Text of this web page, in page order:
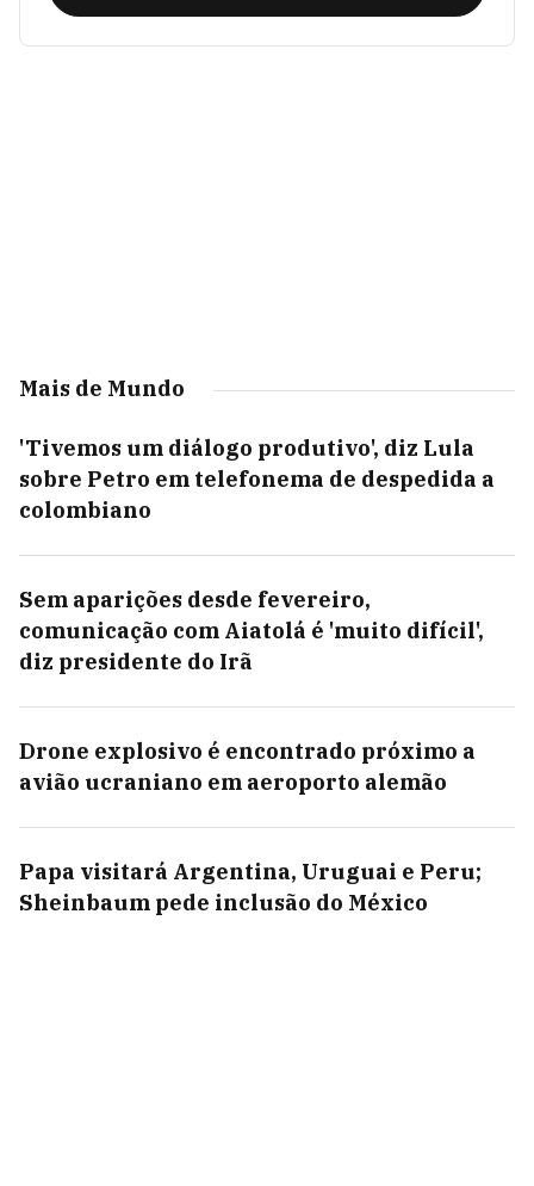
Mais de Mundo
'Tivemos um diálogo produtivo', diz Lula
sobre Petro em telefonema de despedida a
colombiano
Sem aparições desde fevereiro,
comunicação com Aiatolá é 'muito difícil',
diz presidente do Irã
Drone explosivo é encontrado próximo a
avião ucraniano em aeroporto alemão
Papa visitará Argentina, Uruguai e Peru;
Sheinbaum pede inclusão do México